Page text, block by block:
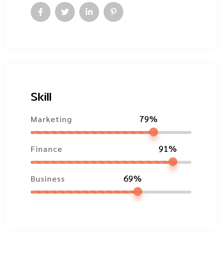
Skill
Marketing 79%
Finance 91%
Business 69%